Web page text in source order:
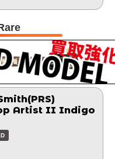
Artist II Indigo